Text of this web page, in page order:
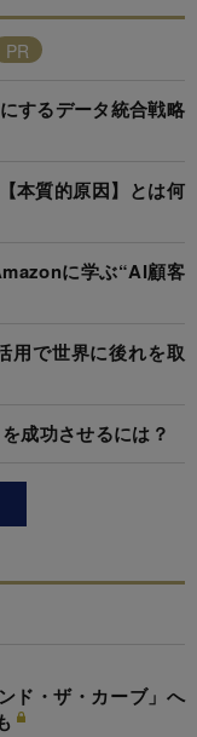
するデータ統合戦略
本質的原因】とは何
に学ぶ“AI顧客
用で世界に後れを取
成功させるには？
ド・ザ・カーブ」へ